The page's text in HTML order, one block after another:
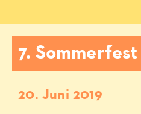
7.
20. Juni 2019